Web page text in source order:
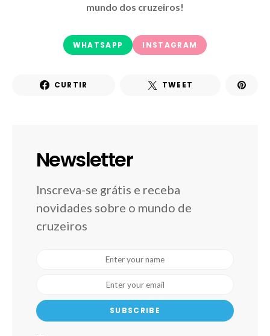
mundo dos cruzeiros!
WHATSAPP INSTAGRAM
CURTIR TWEET
Newsletter
Inscreva-se grátis e receba
novidades sobre o mundo de
cruzeiros
SUBSCRIBE